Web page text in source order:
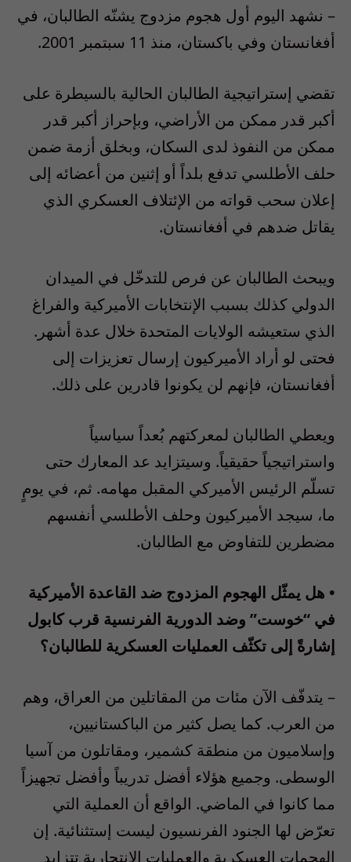
– نشهد اليوم أول هجوم مزدوج يشنّه الطالبان، في
أفغانستان وفي باكستان، منذ 11 سبتمبر 2001.
تقضي إستراتيجية الطالبان الحالية بالسيطرة على
أكبر قدر ممكن من الأراضي، وبإحراز أكبر قدر
ممكن من النفوذ لدى السكان، وبخلق أزمة ضمن
حلف الأطلسي تدفع بلداً أو إثنين من أعضائه إلى
إعلان سحب قواته من الإئتلاف العسكري الذي
يقاتل ضدهم في أفغانستان.
ويبحث الطالبان عن فرص للتدخّل في الميدان
الدولي كذلك بسبب الإنتخابات الأميركية والفراغ
الذي ستعيشه الولايات المتحدة خلال عدة أشهر.
فحتى لو أراد الأميركيون إرسال تعزيزات إلى
أفغانستان، فإنهم لن يكونوا قادرين على ذلك.
ويعطي الطالبان لمعركتهم بُعداً سياسياً
واستراتيجياً حقيقياً. وسيتزايد عد المعارك حتى
تسلّم الرئيس الأميركي المقبل مهامه. ثم، في يومٍ
ما، سيجد الأميركيون وحلف الأطلسي أنفسهم
مضطرين للتفاوض مع الطالبان.
• هل يمثّل الهجوم المزدوج ضد القاعدة الأميركية
في “خوست” وضد الدورية الفرنسية قرب كابول
إشارةً إلى تكثّف العمليات العسكرية للطالبان؟
– يتدفّف الآن مئات من المقاتلين من العراق، وهم
من العرب. كما يصل كثير من الباكستانيين،
وإسلاميون من منطقة كشمير، ومقاتلون من آسيا
الوسطى. وجميع هؤلاء أفضل تدريباً وأفضل تجهيزاً
مما كانوا في الماضي. الواقع أن العملية التي
تعرّض لها الجنود الفرنسيون ليست إستثنائية. إن
الهجمات العسكرية والعمليات الإنتحارية تتزايد